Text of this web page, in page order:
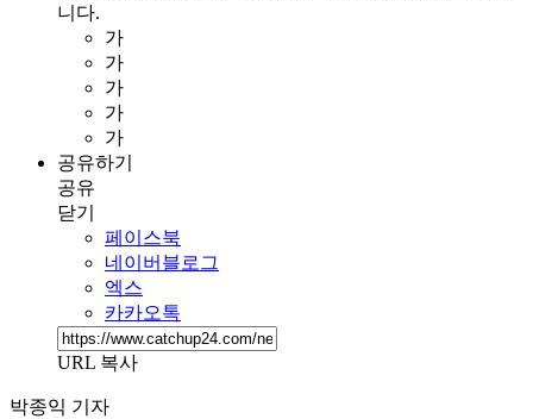
니다.
가
가
가
가
가
공유하기
공유
닫기
페이스북
네이버블로그
엑스
카카오톡
URL 복사
박종익 기자